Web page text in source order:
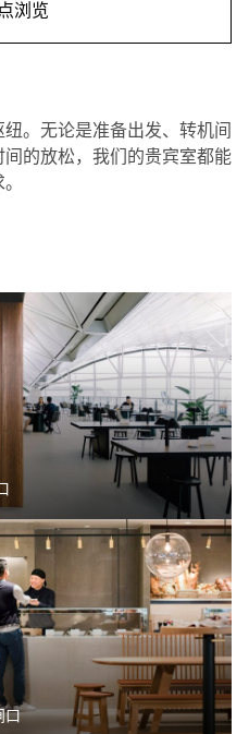
浏览
。无论是准备出发、转机间
的放松，我们的贵宾室都能
口